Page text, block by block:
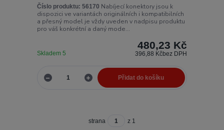
Číslo produktu: 56170 Nabíjecí konektory jsou k
dispozici ve variantách originálních i kompatibilních
a přesný model je vždy uveden v nadpisu produktu
pro váš konkrétní a daný mode...
480,23 Kč
396,88 Kčbez DPH
Skladem 5
Přidat do košíku
strana z 1